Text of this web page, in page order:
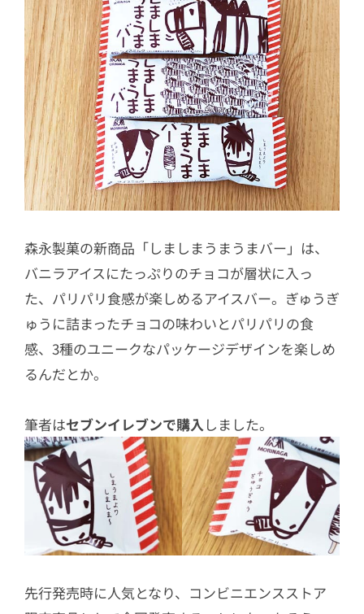
森永製菓の新商品「しましまうまうまバー」は、
バニラアイスにたっぷりのチョコが層状に入っ
た、パリパリ食感が楽しめるアイスバー。ぎゅうぎ
ゅうに詰まったチョコの味わいとパリパリの食
感、3種のユニークなパッケージデザインを楽しめ
るんだとか。
筆者はセブンイレブンで購入しました。
先行発売時に人気となり、コンビニエンスストア